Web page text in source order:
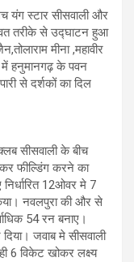
यंग स्टार सीसवाली और
तरीके से उद्घाटन हुआ
मीना ,महावीर
में हनुमानगढ़ के पवन
से दर्शकों का दिल
सीसवाली के बीच
फील्डिंग करने का
12ओवर मे 7
नवलपुरा की और से
54 रन बनाए।
जवाब मे सीसवाली
6 विकेट खोकर लक्ष्य